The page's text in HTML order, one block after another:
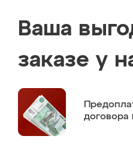
Ваша
заказе у
договора